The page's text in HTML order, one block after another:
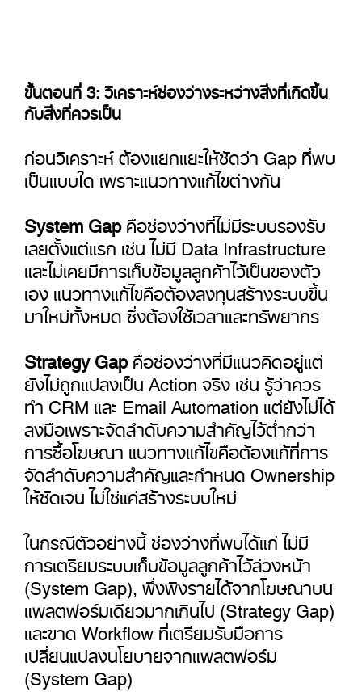
ขั้นตอนที่ 3: วิเคราะห์ช่องว่างระหว่างสิ่งที่เกิดขึ้น
กับสิ่งที่ควรเป็น
ก่อนวิเคราะห์ ต้องแยกแยะให้ชัดว่า Gap ที่พบ
เป็นแบบใด เพราะแนวทางแก้ไขต่างกัน
System Gapคือช่องว่างที่ไม่มีระบบรองรับ
เลยตั้งแต่แรก เช่น ไม่มี Data Infrastructure
และไม่เคยมีการเก็บข้อมูลลูกค้าไว้เป็นของตัว
เอง แนวทางแก้ไขคือต้องลงทุนสร้างระบบขึ้น
มาใหม่ทั้งหมด ซึ่งต้องใช้เวลาและทรัพยากร
Strategy Gapคือช่องว่างที่มีแนวคิดอยู่แต่
ยังไม่ถูกแปลงเป็น Action จริง เช่น รู้ว่าควร
ทำ CRM และ Email Automation แต่ยังไม่ได้
ลงมือเพราะจัดลำดับความสำคัญไว้ต่ำกว่า
การซื้อโฆษณา แนวทางแก้ไขคือต้องแก้ที่การ
จัดลำดับความสำคัญและกำหนด Ownership
ให้ชัดเจน ไม่ใช่แค่สร้างระบบใหม่
ในกรณีตัวอย่างนี้ ช่องว่างที่พบได้แก่ ไม่มี
การเตรียมระบบเก็บข้อมูลลูกค้าไว้ล่วงหน้า
(System Gap), พึ่งพิงรายได้จากโฆษณาบน
แพลตฟอร์มเดียวมากเกินไป (Strategy Gap)
และขาด Workflow ที่เตรียมรับมือการ
เปลี่ยนแปลงนโยบายจากแพลตฟอร์ม
(System Gap)